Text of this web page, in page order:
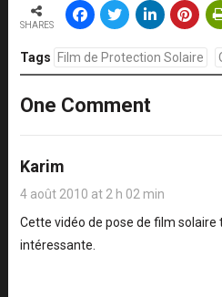
SHARES
Tags Film de Protection Solaire
One Comment
Karim
4 août 2010 at 2 h 02 min
Cette vidéo de pose de film
intéressante.